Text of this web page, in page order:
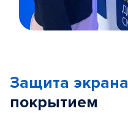
5
Защита экрана
покрытием